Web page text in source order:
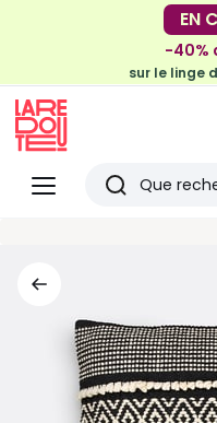
-30€
sur le
EN
-40%
sur le linge
Menu
Redoute
Rechercher